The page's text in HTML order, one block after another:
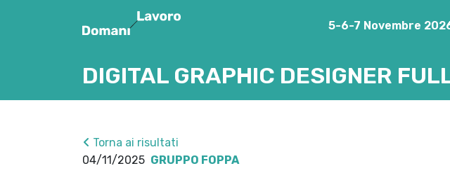
5-6-7 Novembre
DIGITAL GRAPHIC DESIGNER
Torna ai risultati
04/11/2025 GRUPPO FOPPA